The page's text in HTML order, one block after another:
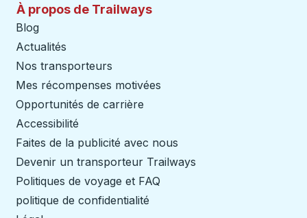
À propos de Trailways
Blog
Actualités
Nos transporteurs
Mes récompenses motivées
Opportunités de carrière
Accessibilité
Faites de la publicité avec nous
Devenir un transporteur Trailways
Politiques de voyage et FAQ
politique de confidentialité